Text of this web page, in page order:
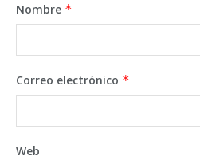
Nombre *
Correo electrónico *
Web